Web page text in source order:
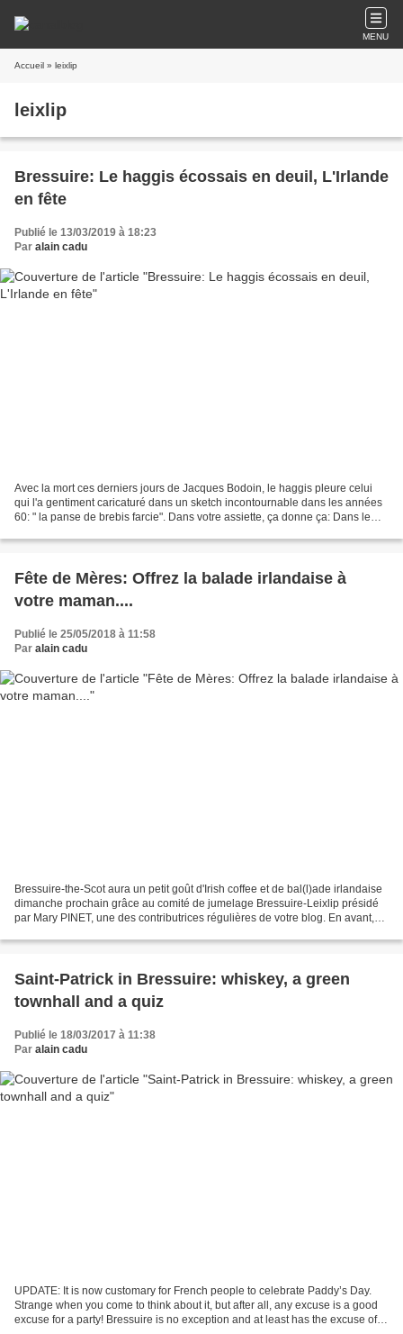
MENU
Accueil » leixlip
leixlip
Bressuire: Le haggis écossais en deuil, L'Irlande
en fête
Publié le 13/03/2019 à 18:23
Par alain cadu
Avec la mort ces derniers jours de Jacques Bodoin, le haggis pleure celui
qui l'a gentiment caricaturé dans un sketch incontournable dans les années
60: " la panse de brebis farcie". Dans votre assiette, ça donne ça: Dans le
Fête de Mères: Offrez la balade irlandaise à
votre maman....
Publié le 25/05/2018 à 11:58
Par alain cadu
Bressuire-the-Scot aura un petit goût d'Irish coffee et de bal(l)ade irlandaise
dimanche prochain grâce au comité de jumelage Bressuire-Leixlip présidé
par Mary PINET, une des contributrices régulières de votre blog. En avant,
Saint-Patrick in Bressuire: whiskey, a green
townhall and a quiz
Publié le 18/03/2017 à 11:38
Par alain cadu
UPDATE: It is now customary for French people to celebrate Paddy’s Day.
Strange when you come to think about it, but after all, any excuse is a good
excuse for a party! Bressuire is no exception and at least has the excuse of